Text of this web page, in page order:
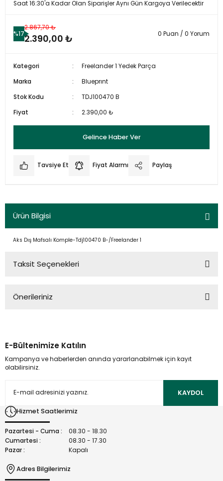
Saat 16:30'a Kadar Olan Siparişler Aynı Gün Kargoya Verilecektir
%17
2.867,70 ₺
2.390,00 ₺ 0 Puan / 0 Yorum
Kategori
Freelander 1 Yedek Parça
Marka
Blueprınt
Stok Kodu
TDJ100470 B
Fiyat
2.390,00 ₺
Gelince Haber Ver
Tavsiye Et Fiyat Alarmı Paylaş
Ürün Bilgisi
Aks Dış Mafsalı Komple-Tdj100470 B-/Freelander 1
Taksit Seçenekleri
Önerileriniz
kullanarak tarafımıza iletebilirsiniz.
Görüş ve önerileriniz için teşekkür ederiz.
Ürün açıklamasında eksik bilgiler bulunuyor.
Bu ürüne benzer farklı alternatifler olmalı.
E-Bültenimize Katılın
Kampanya ve haberlerden anında yararlanabilmek için kayıt
olabilirsiniz.
KAYDOL
Hizmet Saatlerimiz
Pazartesi - Cuma :
08.30 - 18.30
Cumartesi :
08.30 - 17.30
Pazar :
Kapalı
Adres Bilgilerimiz